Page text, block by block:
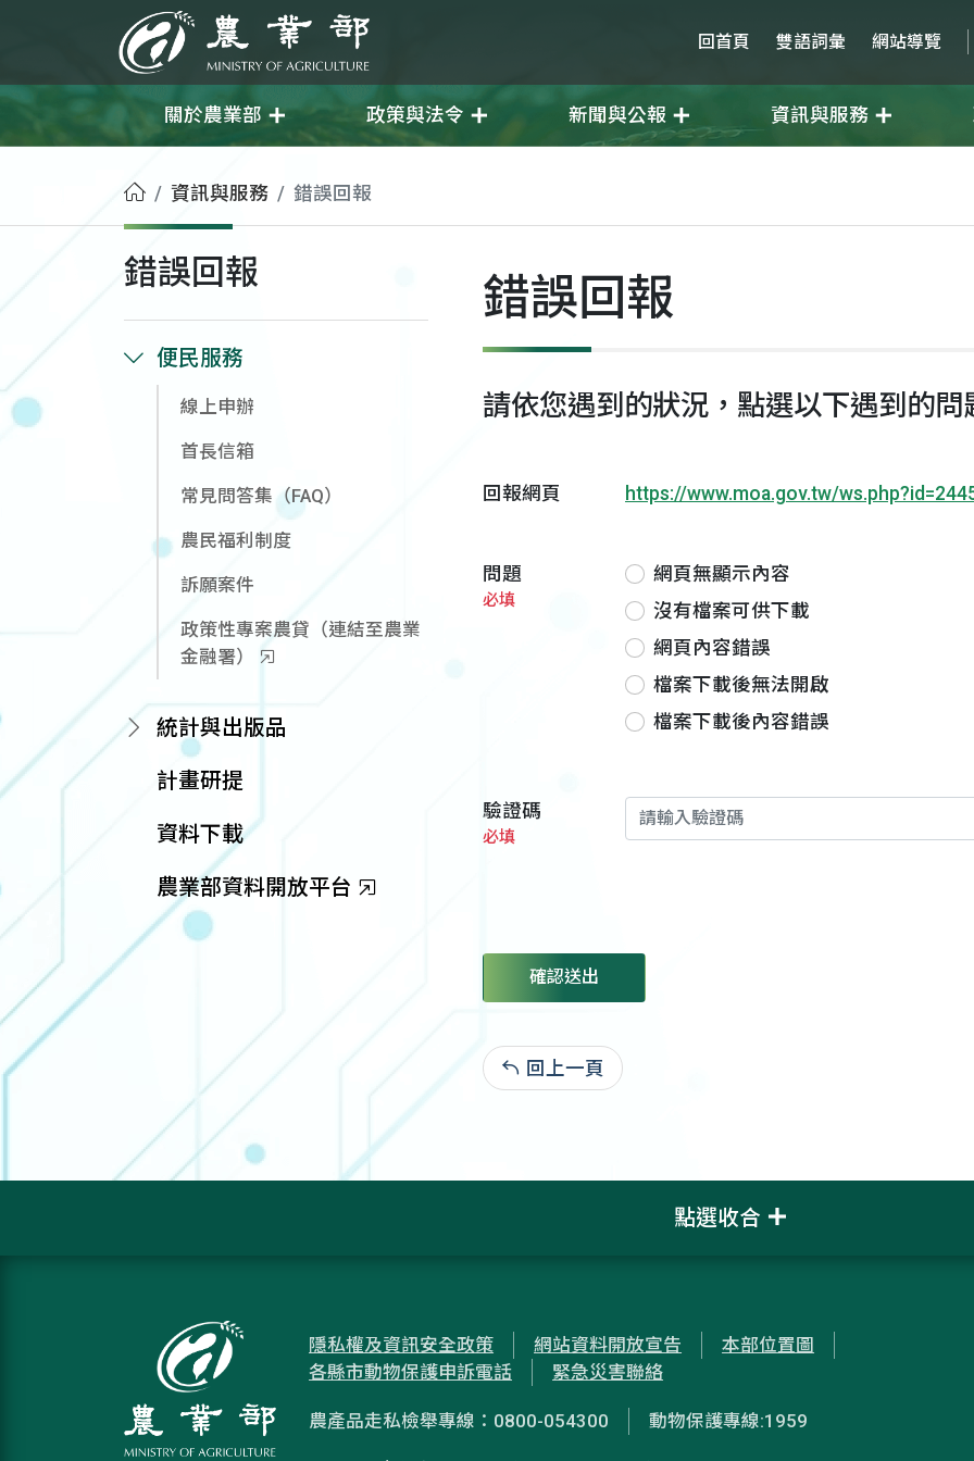
農業部 回首頁 雙語詞彙 網站導覽
關於農業部 政策與法令 新聞與公報 資訊與服務
首頁資訊與服務 錯誤回報
錯誤回報
便民服務
線上申辦
首長信箱
常見問答集（FAQ）
農民福利制度
訴願案件
政策性專案農貸（連結至農業
金融署）
統計與出版品
計畫研提
資料下載
農業部資料開放平台
錯誤回報
請依您遇到的狀況，點選以下遇到的問
回報網頁 https://www.moa.gov.tw/
問題
必填
網頁無顯示內容
沒有檔案可供下載
網頁內容錯誤
檔案下載後無法開啟
檔案下載後內容錯誤
驗證碼
必填
確認送出
回上一頁
點選收合
隱私權及資訊安全政策 網站資料開放宣告
本部位置圖
各縣市動物保護申訴電話
緊急災害聯絡
農產品走私檢舉專線：0800-054300 動物保護專線:1959